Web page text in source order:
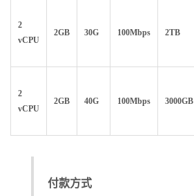
2
vCPU
2GB 30G 100Mbps 2TB
2
vCPU
2GB 40G 100Mbps 3000GB
付款方式